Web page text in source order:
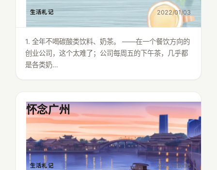
生活札记 2022/01/03
1. 全年不喝碳酸类饮料、奶茶。 ——在一个餐饮方向的
创业公司，这个太难了；公司每周五的下午茶，几乎都
是各类奶…
怀念广州
生活札记 2021/06/06